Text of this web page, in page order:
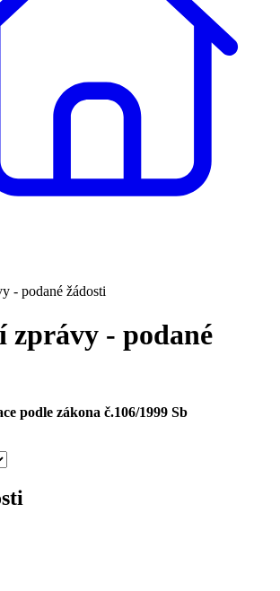
- podané žádosti
zprávy - podané
podle zákona č.106/1999 Sb